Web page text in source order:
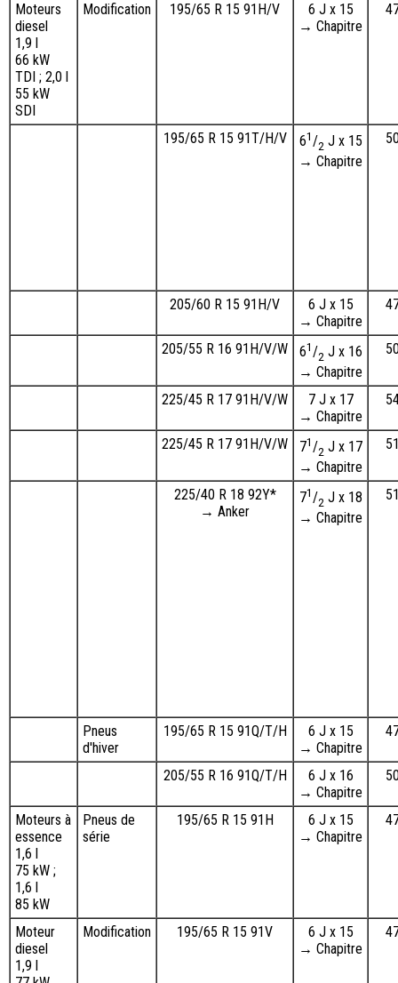
Moteurs
diesel
1,9 l
66 kW
TDI ; 2,0 l
55 kW
SDI
Modification 195/65 R 15 91H/V
6 J x 15
→ Chapitre
195/65 R 15 91T/H/V 61 /2 J x 15
→ Chapitre
205/60 R 15 91H/V
6 J x 15
→ Chapitre
205/55 R 16 91H/V/W 61 /2 J x 16
→ Chapitre
225/45 R 17 91H/V/W
7 J x 17
→ Chapitre
225/45 R 17 91H/V/W 71 /2 J x 17
→ Chapitre
225/40 R 18 92Y*
→ Anker
71 /2 J x 18
→ Chapitre
Pneus
d'hiver
195/65 R 15 91Q/T/H
6 J x 15
→ Chapitre
205/55 R 16 91Q/T/H
6 J x 16
→ Chapitre
Moteurs à
essence
1,6 l
75 kW ;
1,6 l
85 kW
Pneus de
série
195/65 R 15 91H
6 J x 15
→ Chapitre
Moteur
diesel
1,9 l
Modification 195/65 R 15 91V
6 J x 15
→ Chapitre